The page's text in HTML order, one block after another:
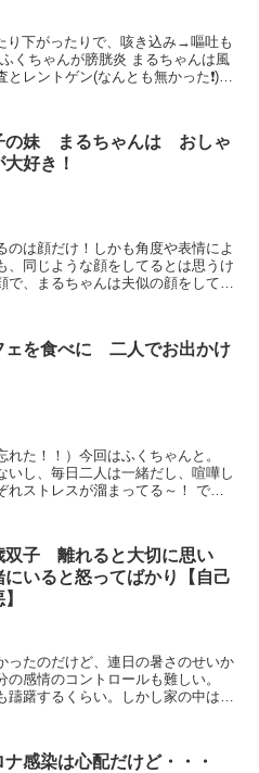
レントゲン(なんとも無かった❗)
の妹 まるちゃんは おしゃ
好き！
は顔だけ！しかも角度や表情によ
、同じような顔をしてるとは思うけ
で、まるちゃんは夫似の顔をしてい
ェを食べに 二人でお出かけ
た！！）今回はふくちゃんと。
いし、毎日二人は一緒だし、喧嘩し
ストレスが溜まってる～！ で、
双子 離れると大切に思い
にいると怒ってばかり【自己
ったのだけど、連日の暑さのせいか
感情のコントロールも難しい。
躊躇するくらい。しかし家の中はス
ナ感染は心配だけど・・・